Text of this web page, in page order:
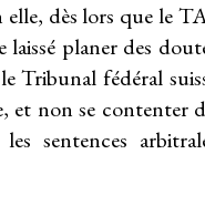
dès lors que le
planer des
Tribunal fédéral
et non se contenter
sentences